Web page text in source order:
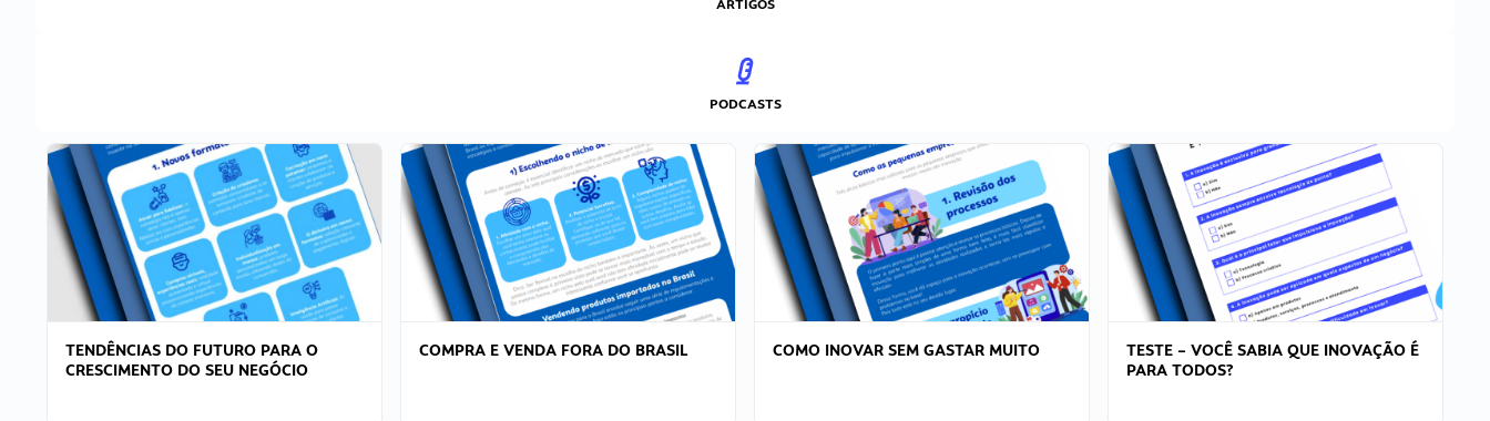
ARTIGOS
PODCASTS
TENDÊNCIAS DO FUTURO PARA O
CRESCIMENTO DO SEU NEGÓCIO
COMPRA E VENDA FORA DO BRASIL COMO INOVAR SEM GASTAR MUITO
TESTE – VOCÊ SABIA QUE INOVAÇÃO É
PARA TODOS?